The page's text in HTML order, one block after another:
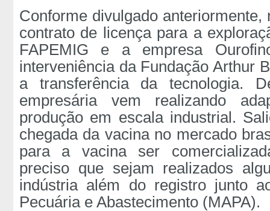
Conforme divulgado
contrato de licença para a
FAPEMIG e a empresa
interveniência da Fundação Arthur
a transferência da tecnologia.
empresária vem realizando
produção em escala industrial.
chegada da vacina no mercado
para a vacina ser
preciso que sejam realizados
indústria além do registro junto
Pecuária e Abastecimento (MAPA).